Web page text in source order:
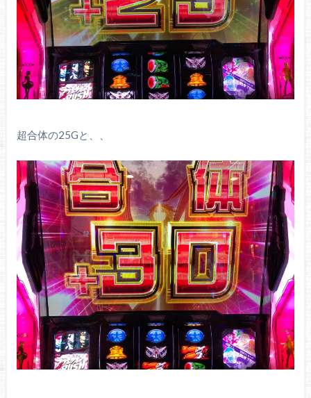
超合体の25Gと、、